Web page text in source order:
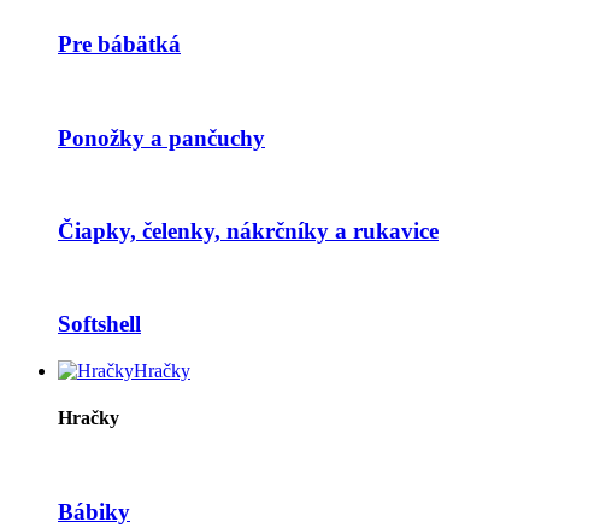
Pre bábätká
Ponožky a pančuchy
Čiapky, čelenky, nákrčníky a rukavice
Softshell
Hračky
Hračky
Bábiky